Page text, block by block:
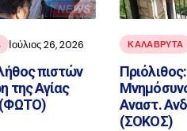
Ιούλιος 26, 2026
πιστών
της Αγίας
(ΦΩΤΟ)
ΚΑΛΑΒΡΥΤΑ
Αναστ.
(ΣΟΚΟΣ)